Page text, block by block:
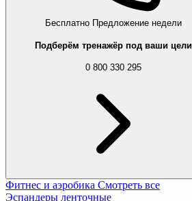
Бесплатно Предложение недели
Подберём тренажёр под ваши цели
0 800 330 295
Фитнес и аэробика Смотреть все
Эспандеры ленточные